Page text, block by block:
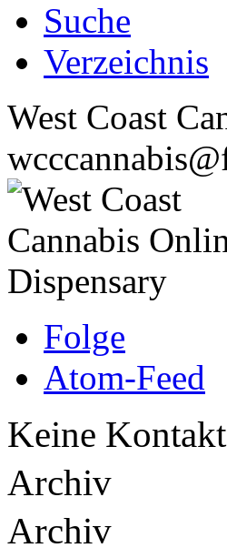
Suche
Verzeichnis
West Coast
Folge
Atom-Feed
Keine
Archiv
Archiv